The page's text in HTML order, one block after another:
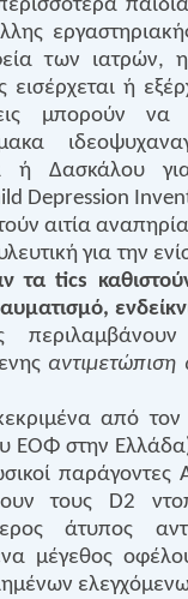
παιδιά
των ιατρών,
ή
μπορούν να
ή Δασκάλου
Depression
αιτία
για την
ταtics
αντιμετώπιση
από
ΕΟΦ στην
παράγοντες
τους D2
άτυπος
μέγεθος